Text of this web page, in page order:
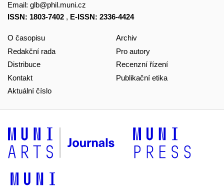
Email: glb@phil.muni.cz
ISSN: 1803-7402 , E-ISSN: 2336-4424
O časopisu
Redakční rada
Distribuce
Kontakt
Aktuální číslo
Archiv
Pro autory
Recenzní řízení
Publikační etika